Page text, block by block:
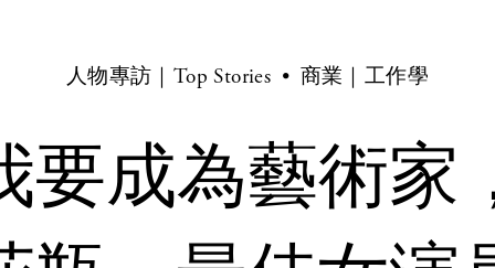
要成為藝術家
人物專訪｜Top Stories 商業｜工作學